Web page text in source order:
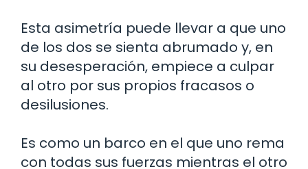
Esta asimetría puede llevar a que uno
de los dos se sienta abrumado y, en
su desesperación, empiece a culpar
al otro por sus propios fracasos o
desilusiones.
Es como un barco en el que uno rema
con todas sus fuerzas mientras el otro